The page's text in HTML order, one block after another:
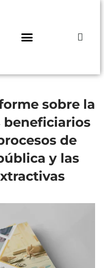
sobre la
beneficiarios
de
y las